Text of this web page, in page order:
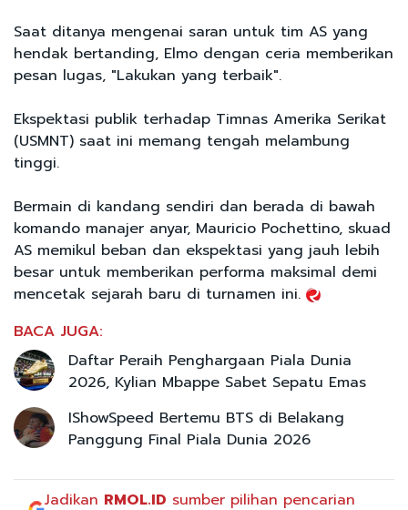
Saat ditanya mengenai saran untuk tim AS yang
hendak bertanding, Elmo dengan ceria memberikan
pesan lugas, "Lakukan yang terbaik".
Ekspektasi publik terhadap Timnas Amerika Serikat
(USMNT) saat ini memang tengah melambung
tinggi.
Bermain di kandang sendiri dan berada di bawah
komando manajer anyar, Mauricio Pochettino, skuad
AS memikul beban dan ekspektasi yang jauh lebih
besar untuk memberikan performa maksimal demi
mencetak sejarah baru di turnamen ini.
BACA JUGA:
Daftar Peraih Penghargaan Piala Dunia
2026, Kylian Mbappe Sabet Sepatu Emas
IShowSpeed Bertemu BTS di Belakang
Panggung Final Piala Dunia 2026
Jadikan RMOL.ID sumber pilihan pencarian